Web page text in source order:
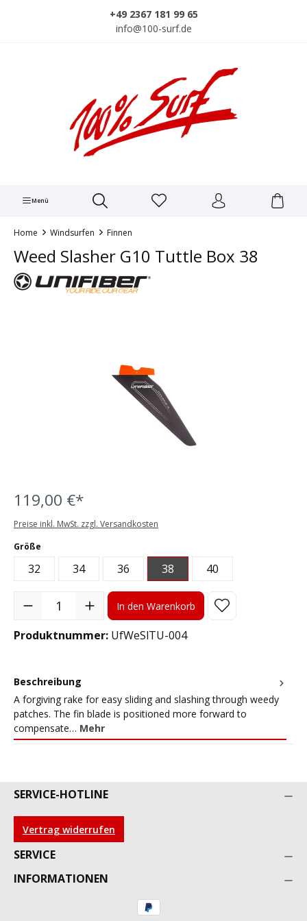
+49 2367 181 99 65
info@100-surf.de
Menü
Home Windsurfen Finnen
Weed Slasher G10 Tuttle Box 38
119,00 €*
Preise inkl. MwSt. zzgl. Versandkosten
Größe
32 34 36 38 40
Produkt Anzahl: Gib den gewünschten Wert ein oder benutze
In den Warenkorb
Produktnummer: UfWeSlTU-004
Beschreibung
A forgiving rake for easy sliding and slashing through weedy
patches. The fin blade is positioned more forward to
compensate… Mehr
SERVICE-HOTLINE
Vertrag widerrufen
SERVICE
INFORMATIONEN